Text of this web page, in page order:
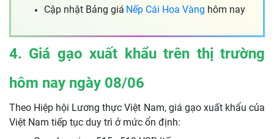
Cập nhật Bảng giá Nếp Cái Hoa Vàng hôm nay
4. Giá gạo xuất khẩu trên thị trường
hôm nay ngày 08/06
Theo Hiệp hội Lương thực Việt Nam, giá gạo xuất khẩu của
Việt Nam tiếp tục duy trì ở mức ổn định: